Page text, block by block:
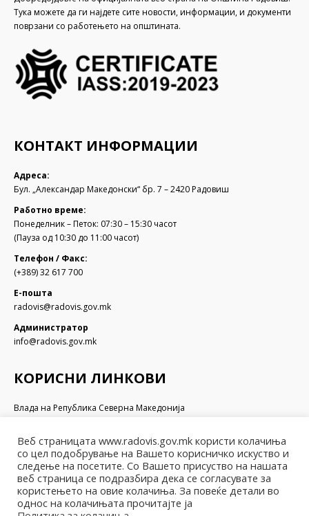
Тука можете да ги најдете сите новости, информации, и документи
поврзани со работењето на општината.
КОНТАКТ ИНФОРМАЦИИ
Адреса:
Бул. „Александар Македонски“ бр. 7 – 2420 Радовиш
Работно време:
Понеделник – Петок: 07:30 – 15:30 часот
(Пауза од 10:30 до 11:00 часот)
Телефон / Факс:
(+389) 32 617 700
Е-пошта
radovis@radovis.gov.mk
Администратор
info@radovis.gov.mk
КОРИСНИ ЛИНКОВИ
Влада на Република Северна Македонија
Министерство за финансии
Министерство за транспорт и врски
Министерство за локална самоуправа
Министерство за информатичко општество и администрација
Министерство за образование и наука
Веб страницата www.radovis.gov.mk користи колачиња
со цел подобрување на Вашето корисничко искуство и
следење на посетите. Со Вашето присуство на нашата
веб страница се подразбира дека се согласувате за
користењето на овие колачиња. За повеќе детали во
однос на колачињата прочитајте ја